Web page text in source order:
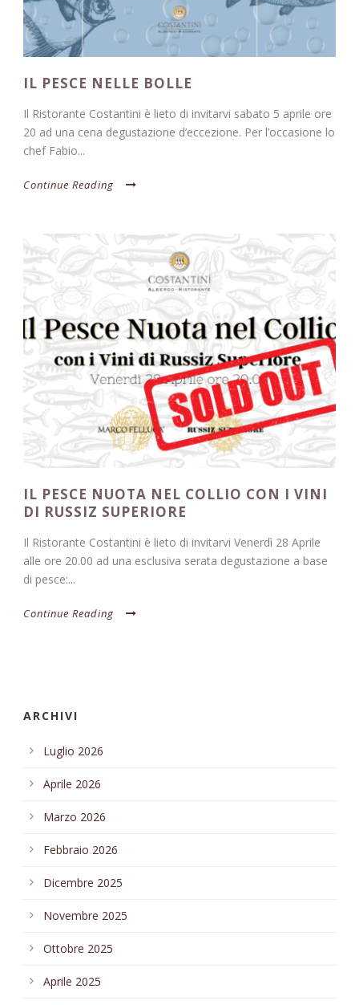
IL PESCE NELLE BOLLE
Il Ristorante Costantini è lieto di invitarvi sabato 5 aprile ore
20 ad una cena degustazione d’eccezione. Per l’occasione lo
chef Fabio...
Continue Reading
IL PESCE NUOTA NEL COLLIO CON I VINI
DI RUSSIZ SUPERIORE
Il Ristorante Costantini è lieto di invitarvi Venerdì 28 Aprile
alle ore 20.00 ad una esclusiva serata degustazione a base
di pesce:...
Continue Reading
ARCHIVI
Luglio 2026
Aprile 2026
Marzo 2026
Febbraio 2026
Dicembre 2025
Novembre 2025
Ottobre 2025
Aprile 2025